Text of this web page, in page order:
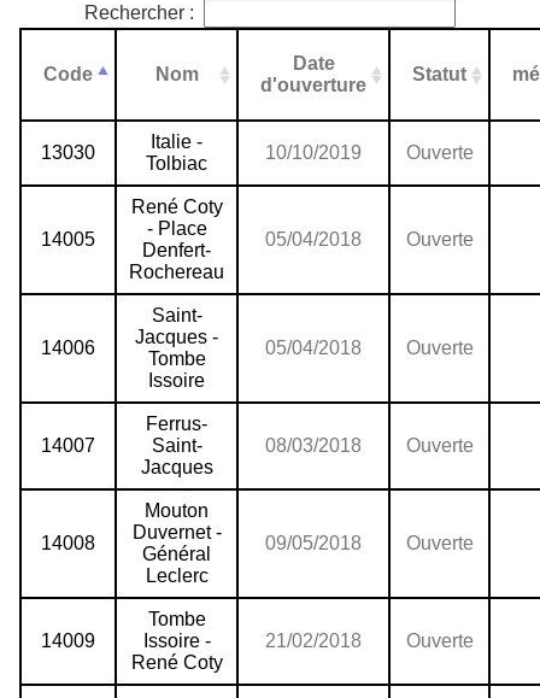
Rechercher :
Code Nom
Date
d'ouverture
Statut
13030
Italie -
Tolbiac
10/10/2019 Ouverte
14005
René Coty
- Place
Denfert-
Rochereau
05/04/2018 Ouverte
14006
Saint-
Jacques -
Tombe
Issoire
05/04/2018 Ouverte
14007
Ferrus-
Saint-
Jacques
08/03/2018 Ouverte
14008
Mouton
Duvernet -
Général
Leclerc
09/05/2018 Ouverte
14009
Tombe
Issoire -
René Coty
21/02/2018 Ouverte